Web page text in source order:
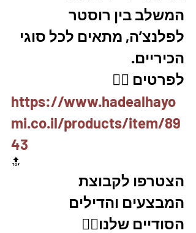
המשלב בין רוסטר
לפלנצ’ה, מתאים לכל סוגי
הכיריים.
לפרטים 👇🏼
https://www.hadealhayo
mi.co.il/products/item/89
43
🔝
הצטרפו לקבוצת
המבצעים והדילים
הסודיים שלנו👇🏼